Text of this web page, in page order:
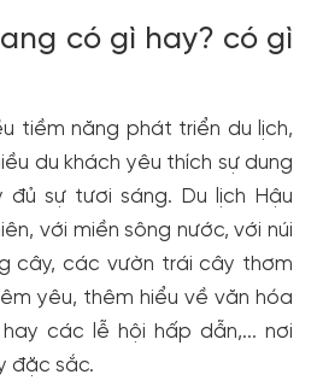
có gì hay? có gì
tiềm năng phát triển du lịch,
du khách yêu thích sự dung
sự tươi sáng. Du lịch Hậu
với miền sông nước, với núi
cây, các vườn trái cây thơm
yêu, thêm hiểu về văn hóa
các lễ hội hấp dẫn,... nơi
đặc sắc.